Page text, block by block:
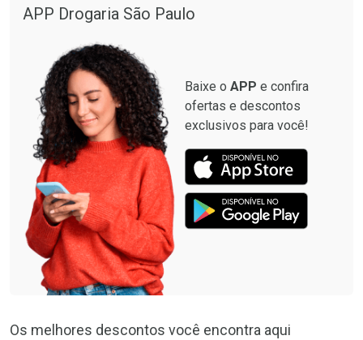
Comprar sem Desconto
Por R$ 664,02/cada
APP Drogaria São Paulo
Baixe o APP e confira
ofertas e descontos
exclusivos para você!
Os melhores descontos você encontra aqui